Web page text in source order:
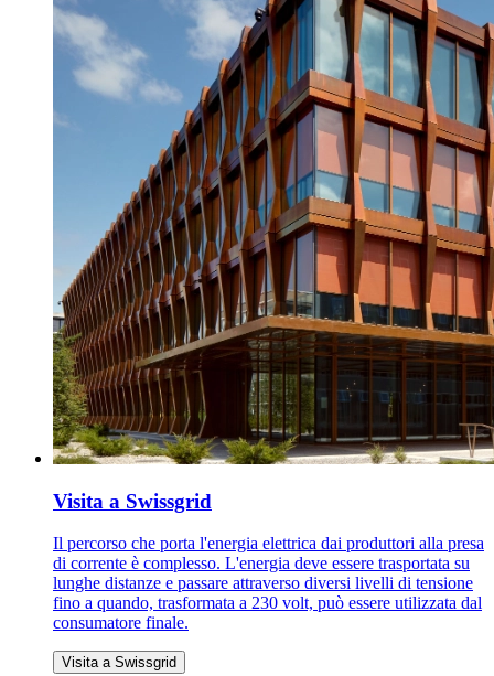
Visita a Swissgrid
Il percorso che porta l'energia elettrica dai produttori alla presa
di corrente è complesso. L'energia deve essere trasportata su
lunghe distanze e passare attraverso diversi livelli di tensione
fino a quando, trasformata a 230 volt, può essere utilizzata dal
consumatore finale.
Visita a Swissgrid